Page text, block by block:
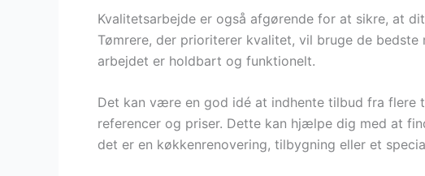
Kvalitetsarbejde er også afgørende for at sikre, at
Tømrere, der prioriterer kvalitet, vil bruge de
arbejdet er holdbart og funktionelt.
Det kan være en god idé at indhente tilbud fra flere
referencer og priser. Dette kan hjælpe dig med at
det er en køkkenrenovering, tilbygning eller et